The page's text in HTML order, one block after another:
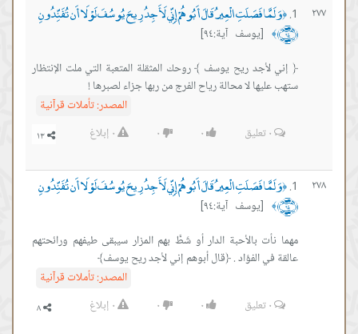
٢٧٧ ﴿وَلَمَّا فَصَلَتِ الْعِيرُ قَالَ أَبُوهُمْ إِنِّي لَأَجِدُ رِيحَ يُوسُفَ لَوْلَا أَن تُفَنِّدُونِ
﴿٩٤﴾ ﴾
[يوسف آية:٩٤]
﴿ إني لأجد ريح يوسف ﴾ روحك المثقلة المتعبة التي ملت الإنتظار
ستهب عليها ﻻ محالة رياح الفرج من ربها جزاء لصبرها !
المصدر:تأملات قرآنية
٠تعليق ٠ ٠ ٠ إبلاغ
٢٧٨ ﴿وَلَمَّا فَصَلَتِ الْعِيرُ قَالَ أَبُوهُمْ إِنِّي لَأَجِدُ رِيحَ يُوسُفَ لَوْلَا أَن تُفَنِّدُونِ
﴿٩٤﴾ ﴾
[يوسف آية:٩٤]
مهما نأت بالأحبة الدار أو شَطَّ بهم المزار سيبقى طيفهم ورائحتهم
عالقة في الفؤاد . ﴿قال أبوهم إني لأجد ريح يوسف﴾
المصدر:تأملات قرآنية
٠تعليق ٠ ٠ ٠ إبلاغ